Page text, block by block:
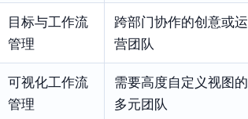
目标与工作流
管理
跨部门协作的创意或运
营团队
可视化工作流
管理
需要高度自定义视图的
多元团队